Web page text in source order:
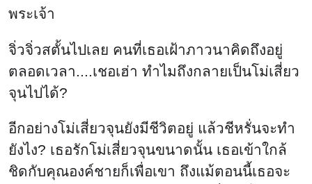
พระเจ้า
จิ่วจิ่วสตั้นไปเลย คนที่เธอเฝ้าภาวนาคิดถึงอยู่
ตลอดเวลา....เชอเฮ่า ทำไมถึงกลายเป็นโม่เสี่ยว
จุนไปได้?
อีกอย่างโม่เสี่ยวจุนยังมีชีวิตอยู่ แล้วชีหรั่นจะทำ
ยังไง? เธอรักโม่เสี่ยวจุนขนาดนั้น เธอเข้าใกล้
ชิดกับคุณองค์ชายก็เพื่อเขา ถึงแม้ตอนนี้เธอจะ